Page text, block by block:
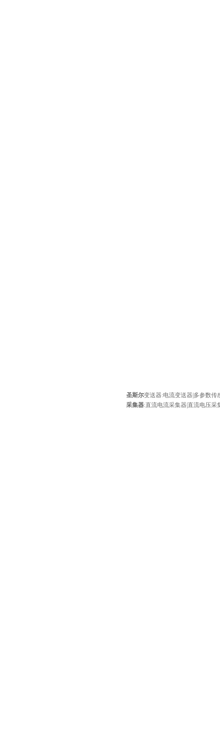
圣斯尔变送器:电流变送器 多参数传
采集器:直流电流采集器 直流电压采